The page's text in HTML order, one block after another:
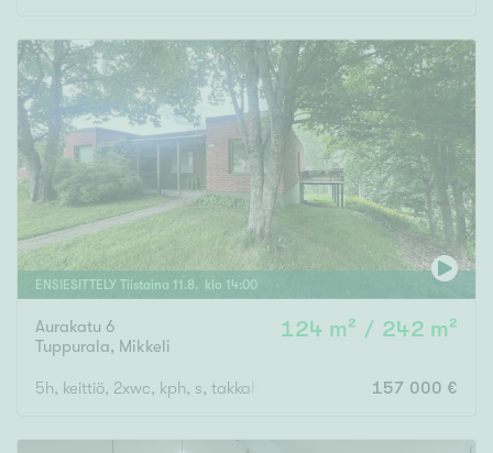
ENSIESITTELY Tiistaina 11 .8. klo 14:00
Aurakatu 6
Tuppurala, Mikkeli
124 m² / 242 m²
5h, keittiö, 2xwc, kph, s, takkahuone, varastot, autotalli,
157 000 €